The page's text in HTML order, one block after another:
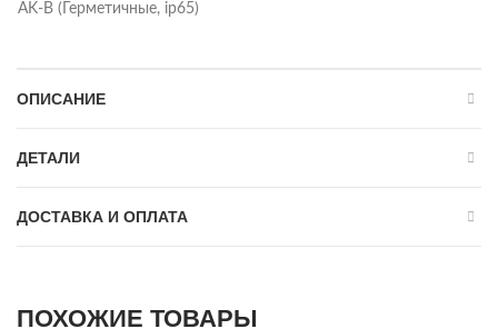
AK-B (Герметичные, ip65)
ОПИСАНИЕ
ДЕТАЛИ
ДОСТАВКА И ОПЛАТА
ПОХОЖИЕ ТОВАРЫ